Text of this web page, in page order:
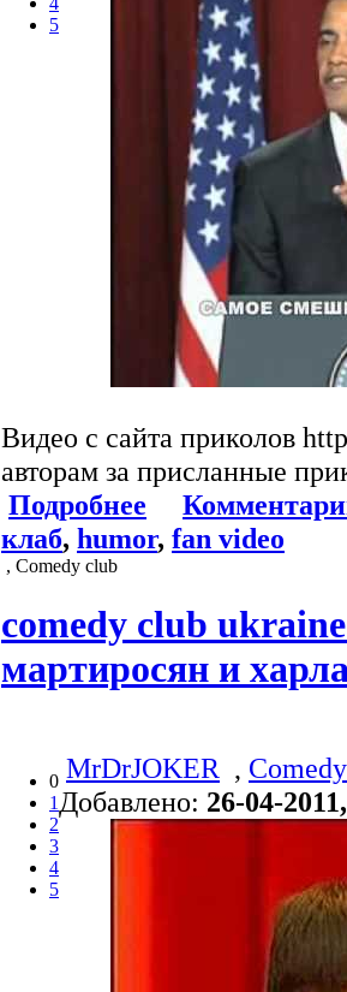
5
Видео с сайта приколов
авторам за присланные
Подробнее
клаб, humor, fan video
, Comedy club
comedy club
мартиросян и
0
1
2
3
4
5
MrDrJOKER ,
Добавлено: 26-04-